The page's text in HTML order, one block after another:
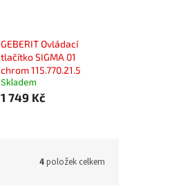
GEBERIT Ovládací
tlačítko SIGMA 01
chrom 115.770.21.5
Skladem
1 749 Kč
4položek celkem